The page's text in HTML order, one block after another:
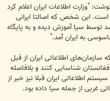
"وزارت اطلاعات ایران اعلام کرد
است. این شخص که اصالتا ایرانی
توسط سیا آموزش دیده و به پایگاه
به ایران آمد."
سازمان‌های اطلاعاتی ایران از قبل
شناسایی کنند و بلافاصله
اطلاعاتی ایران قبلا نیز خبر از